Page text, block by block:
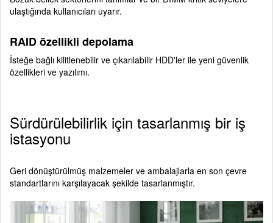
ulaştığında kullanıcıları uyarır.
RAID özellikli depolama
İsteğe bağlı kilitlenebilir ve çıkarılabilir HDD'ler ile yeni güvenlik
özellikleri ve yazılımı.
Sürdürülebilirlik için tasarlanmış bir iş
istasyonu
Geri dönüştürülmüş malzemeler ve ambalajlarla en son çevre
standartlarını karşılayacak şekilde tasarlanmıştır.